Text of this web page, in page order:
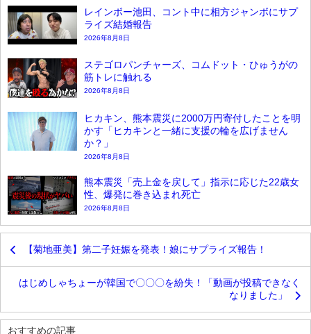
レインボー池田、コント中に相方ジャンボにサプ
ライズ結婚報告
2026年8月8日
ステゴロパンチャーズ、コムドット・ひゅうがの
筋トレに触れる
2026年8月8日
ヒカキン、熊本震災に2000万円寄付したことを明
かす「ヒカキンと一緒に支援の輪を広げません
か？」
2026年8月8日
熊本震災「売上金を戻して」指示に応じた22歳女
性、爆発に巻き込まれ死亡
2026年8月8日
【菊地亜美】第二子妊娠を発表！娘にサプライズ報告！
はじめしゃちょーが韓国で〇〇〇を紛失！「動画が投稿できなく
なりました」
おすすめの記事